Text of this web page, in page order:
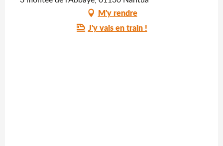
M'y rendre
J'y vais en train !